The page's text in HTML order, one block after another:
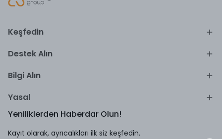
Keşfedin
Destek Alın
Bilgi Alın
Yasal
Yeniliklerden Haberdar Olun!
Kayıt olarak, ayrıcalıkları ilk siz keşfedin.